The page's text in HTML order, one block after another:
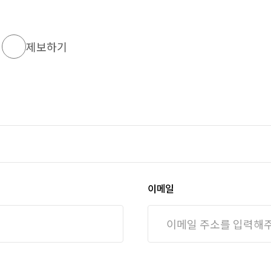
채권•채무의 정산 완료 시점까지 처리, 보유하게 됩니다. 다만, 관계 법
보호 규정에서 정한 바에 따릅니다.
제보하기
이메일